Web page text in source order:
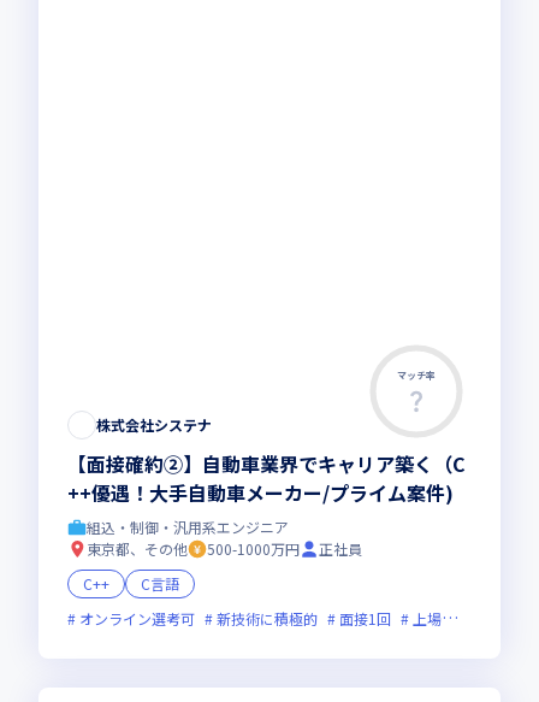
マッチ率
株式会社システナ
【面接確約②】自動車業界でキャリア築く（C
++優遇！大手自動車メーカー/プライム案件)
組込・制御・汎用系エンジニア
東京都、その他
500-1000万円
正社員
C++
C言語
オンライン選考可
新技術に積極的 面接1回 上場企業